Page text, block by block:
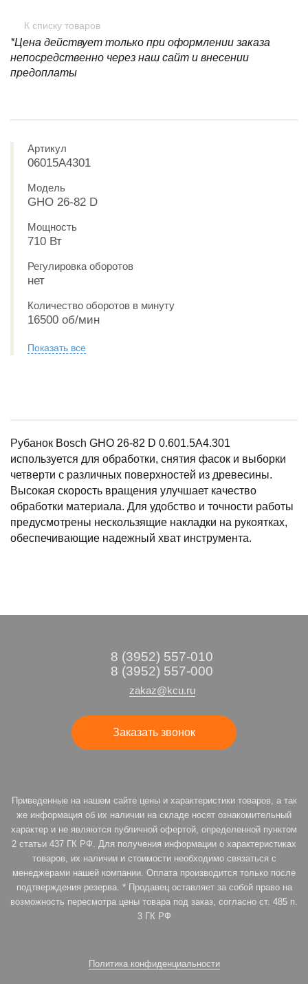
К списку товаров
*Цена действует только при оформлении заказа
непосредственно через наш сайт и внесении
предоплаты
Артикул
06015A4301
Модель
GHO 26-82 D
Мощность
710 Вт
Регулировка оборотов
нет
Количество оборотов в минуту
16500 об/мин
Показать все
Рубанок Bosch GHO 26-82 D 0.601.5A4.301
используется для обработки, снятия фасок и выборки
четверти с различных поверхностей из древесины.
Высокая скорость вращения улучшает качество
обработки материала. Для удобство и точности работы
предусмотрены нескользящие накладки на рукоятках,
обеспечивающие надежный хват инструмента.
8 (3952) 557-010
8 (3952) 557-000
zakaz@kcu.ru
Заказать звонок
Приведенные на нашем сайте цены и характеристики товаров, а так
же информация об их наличии на складе носят ознакомительный
характер и не являются публичной офертой, определенной пунктом
2 статьи 437 ГК РФ. Для получения информации о характеристиках
товаров, их наличии и стоимости необходимо связаться с
менеджерами нашей компании. Оплата производится только после
подтверждения резерва. * Продавец оставляет за собой право на
возможность пересмотра цены товара под заказ, согласно ст. 485 п.
3 ГК РФ
Политика конфиденциальности